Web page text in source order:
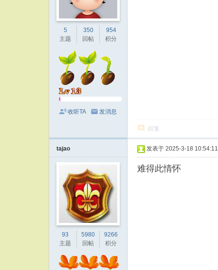
5
主题
350
回帖
954
积分
收听TA 发消息
回复
tajao
93
主题
5980
回帖
9266
积分
发表于 2025-3-18 10:54:11
难得此情怀